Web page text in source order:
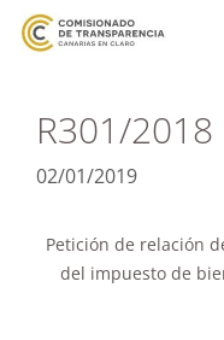
R301/2018
02/01/2019
Petición de relación
del impuesto de